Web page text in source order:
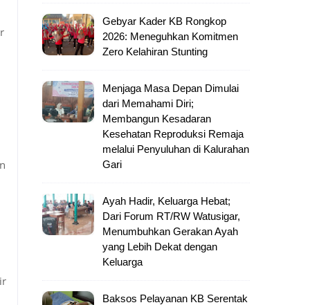
Gebyar Kader KB Rongkop
2026: Meneguhkan Komitmen
Zero Kelahiran Stunting
Menjaga Masa Depan Dimulai
dari Memahami Diri;
Membangun Kesadaran
Kesehatan Reproduksi Remaja
melalui Penyuluhan di Kalurahan
Gari
Ayah Hadir, Keluarga Hebat;
Dari Forum RT/RW Watusigar,
Menumbuhkan Gerakan Ayah
yang Lebih Dekat dengan
Keluarga
Baksos Pelayanan KB Serentak